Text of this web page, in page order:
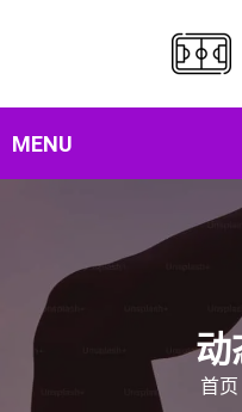
动
首页